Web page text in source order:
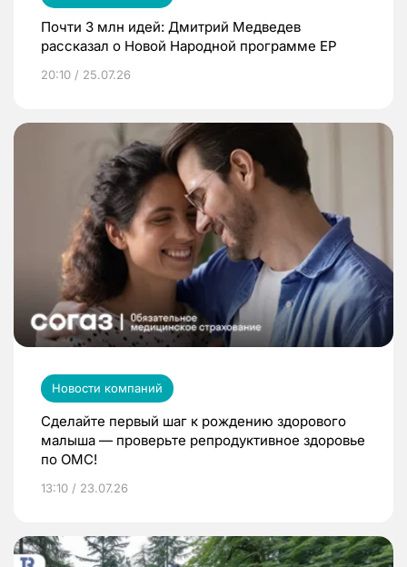
Почти 3 млн идей: Дмитрий Медведев
рассказал о Новой Народной программе ЕР
20:10 / 25.07.26
Новости компаний
Сделайте первый шаг к рождению здорового
малыша — проверьте репродуктивное здоровье
по ОМС!
13:10 / 23.07.26